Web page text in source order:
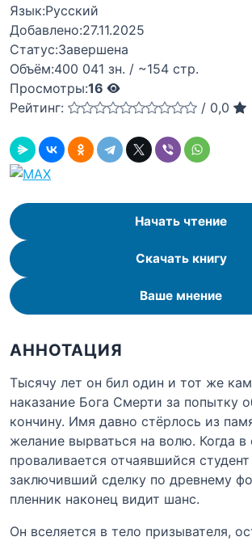
Язык:Русский
Добавлено:27.11.2025
Статус:Завершена
Объём:400 041 зн. / ~154 стр.
Просмотры:16
Рейтинг:
/ 0,0
Начать чтение
Скачать книгу
Ваше мнение
АННОТАЦИЯ
Тысячу лет он бил один и тот же
наказание Бога Смерти за попытку
кончину. Имя давно стёрлось из
желание вырваться на волю. Когда в
проваливается отчаявшийся
заключивший сделку по древнему
пленник наконец видит шанс.
Он вселяется в тело призывателя,